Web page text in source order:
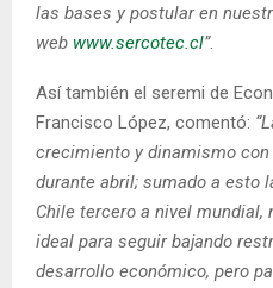
las bases y postular en
web www.sercotec.cl”.
Así también el seremi de
Francisco López, comentó:
crecimiento y dinamismo
durante abril; sumado a esto
Chile tercero a nivel mundial,
ideal para seguir bajando
desarrollo económico, pero